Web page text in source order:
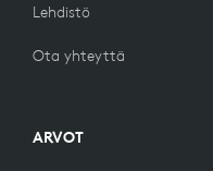
Lehdistö
Ota yhteyttä
ARVOT